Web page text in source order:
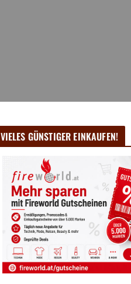
VIELES GÜNSTIGER EINKAUFEN!